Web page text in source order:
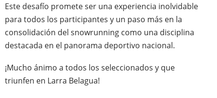
Este desafío promete ser una experiencia inolvidable
para todos los participantes y un paso más en la
consolidación del snowrunning como una disciplina
destacada en el panorama deportivo nacional.
¡Mucho ánimo a todos los seleccionados y que
triunfen en Larra Belagua!